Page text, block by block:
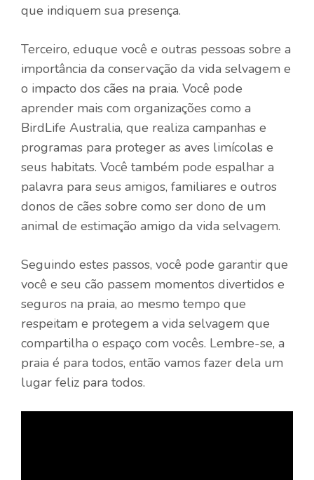
que indiquem sua presença.
Terceiro, eduque você e outras pessoas sobre a
importância da conservação da vida selvagem e
o impacto dos cães na praia. Você pode
aprender mais com organizações como a
BirdLife Australia, que realiza campanhas e
programas para proteger as aves limícolas e
seus habitats. Você também pode espalhar a
palavra para seus amigos, familiares e outros
donos de cães sobre como ser dono de um
animal de estimação amigo da vida selvagem.
Seguindo estes passos, você pode garantir que
você e seu cão passem momentos divertidos e
seguros na praia, ao mesmo tempo que
respeitam e protegem a vida selvagem que
compartilha o espaço com vocês. Lembre-se, a
praia é para todos, então vamos fazer dela um
lugar feliz para todos.